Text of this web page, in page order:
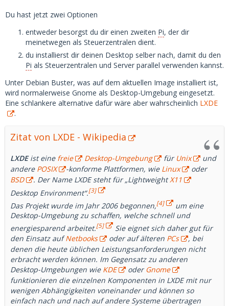
Du hast jetzt zwei Optionen
entweder besorgst du dir einen zweiten Pi, der dir
meinetwegen als Steuerzentralen dient.
du installierst dir deinen Desktop selber nach, damit du den
Pi als Steuerzentralen und Server parallel verwenden kannst.
Unter Debian Buster, was auf dem aktuellen Image installiert ist,
wird normalerweise Gnome als Desktop-Umgebung eingesetzt.
Eine schlankere alternative dafür wäre aber wahrscheinlich LXDE
.
Zitat von LXDE - Wikipedia
LXDEist eine freie Desktop-Umgebung für Unix
und
andere POSIX -konforme Plattformen, wie Linux
oder
BSD
. Der Name LXDE steht für „LightweightX11
Desktop Environment“.[3]
Das Projekt wurde im Jahr 2006 begonnen,[4]
um eine
Desktop-Umgebung zu schaffen, welche schnell und
energiesparend arbeitet.[5]
Sie eignet sich daher gut für
den Einsatz aufNetbooks oder auf älteren PCs
, bei
denen die heute üblichen Leistungsanforderungen nicht
erbracht werden können. Im Gegensatz zu anderen
Desktop-Umgebungen wie KDE oder Gnome
funktionieren die einzelnen Komponenten in LXDE mit nur
wenigen Abhängigkeiten voneinander und können so
einfach nach und nach auf andere Systeme übertragen